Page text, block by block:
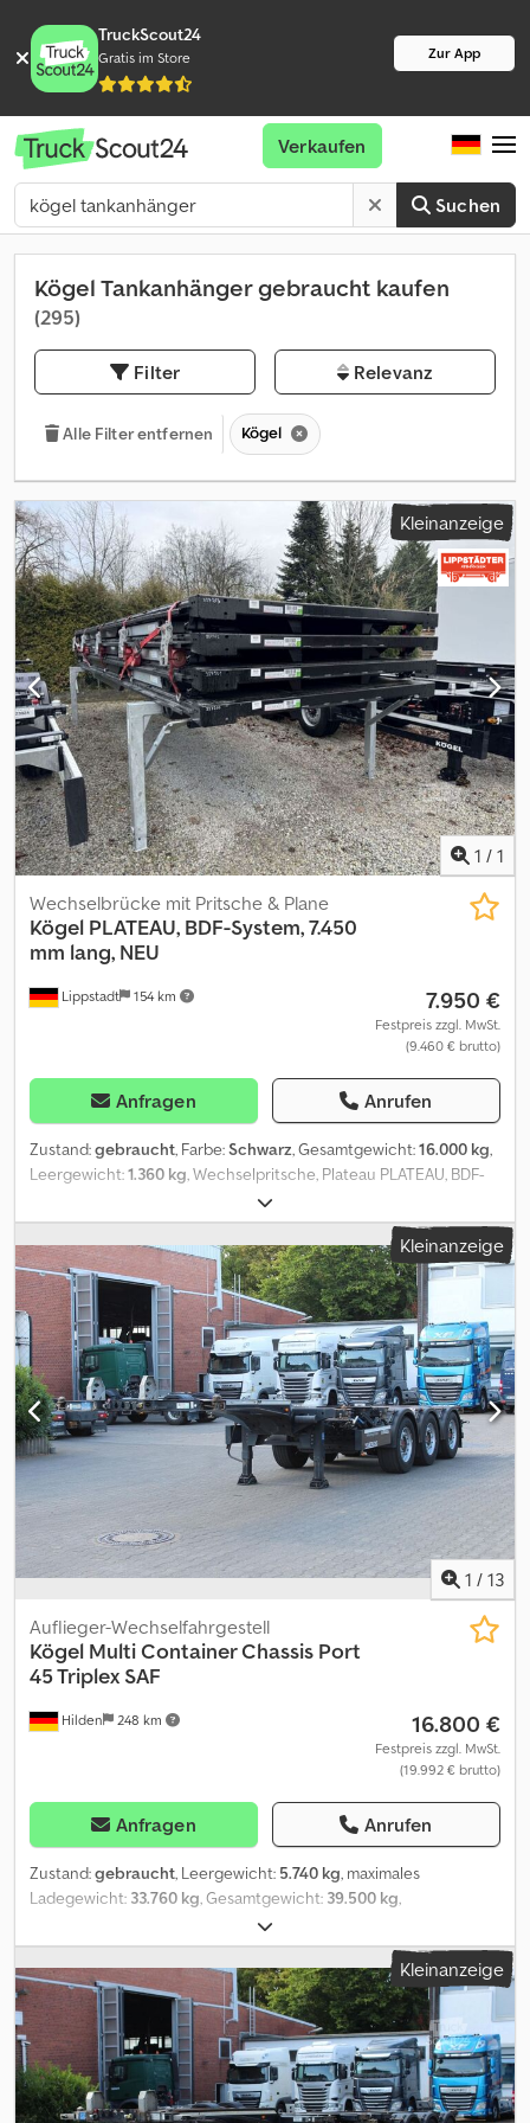
TruckScout24
Gratis im Store Zur App
Suchen
Verkaufen
Kögel Tankanhänger gebraucht kaufen
(295)
Filter Relevanz
Alle Filter entfernen Kögel
Kleinanzeige
1 / 1
Lippstadt 154 km
Wechselbrücke mit Pritsche & Plane
Kögel PLATEAU, BDF-System, 7.450
mm lang, NEU
7.950 €
Festpreis zzgl. MwSt.
(9.460 € brutto)
Anfragen Anrufen
Zustand:gebraucht, Farbe:Schwarz, Gesamtgewicht:16.000 kg,
Leergewicht:1.360 kg, Wechselpritsche, Plateau PLATEAU, BDF-
System, 7.450 mm lang, NEU Plateau - BDF-System 7.450 mm lang,
nur Bodengruppe, ohne Stirnwand und
Bordwände,\n\nFabrikneuer BDF-Wechselrahmen mit KTL-
Rostschutz mit 30 cm starkem Holzboden. \nRahmen in RAL 9005
schwarz. Stützbeine in RAL 9005 schwarz, teleskopierbar für
Abstellhöhen von 1.120 - 1.320 mm. \n\nVarioFix Stahl-
Lochaußenrahmen, 9 Paar Zurringe im außenrahmen. Aufnahmen
für Greiferzangen.\nAnbau einer Stirnwand, s. LA-06-1001,
möglich.\n\nAlle angegebenen Werte sind circa Maße in mm und
kg.\n\nDas Angebot ist freibleibend, der Zwischenverkauf
vorbehalten.\nPreise netto ab Standort D-59558 Lippstadt-
Rixbeck. Weitere Objekte finden Sie unter . Dcsdpfx
Acjxmkupspsk
Kleinanzeige
1 / 13
Hilden 248 km
Auflieger-Wechselfahrgestell
Kögel Multi Container Chassis Port
45 Triplex SAF
16.800 €
Festpreis zzgl. MwSt.
(19.992 € brutto)
Anfragen Anrufen
Zustand:gebraucht, Leergewicht: 5.740 kg, maximales
Ladegewicht: 33.760 kg , Gesamtgewicht: 39.500 kg
, Federung:
Getriebetyp:Sonstige, Fahrerkabine:Sonstige, Emissionsklasse:
keine, Ausstattung:ABS, Elektronisches Stabilitätsprogramm
(ESP) , Kögel Multi Container Chassis Port 45 Triplex - Port 45
Triplex - manueller Frontausschub,Mittenausschub und
pneumatischer Heckausschub - ISO für 45' oder 40' High Cube
/ISO - 45? Euro / Long - ISO 30? - ISO 40` / HC - ISO 20? - ISO 2 x
20? - ABS/EBS - SAF Achsen - Reifen: 385/55R22.5 Sehr guter
Kleinanzeige